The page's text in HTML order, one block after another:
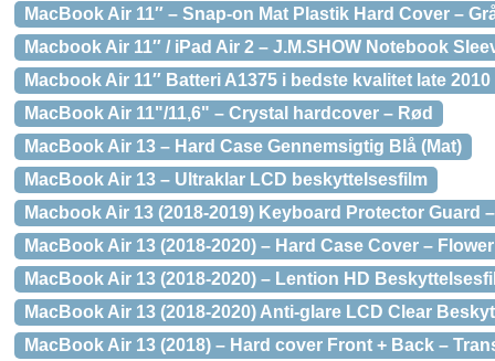
MacBook Air 11″ – Snap-on Mat Plastik Hard Cover –
Macbook Air 11″ / iPad Air 2 – J.M.SHOW Notebook
Macbook Air 11″ Batteri A1375 i bedste kvalitet late 2010
MacBook Air 11"/11,6" – Crystal hardcover – Rød
MacBook Air 13 – Hard Case Gennemsigtig Blå (Mat)
MacBook Air 13 – Ultraklar LCD beskyttelsesfilm
Macbook Air 13 (2018-2019) Keyboard Protector Guard
MacBook Air 13 (2018-2020) – Hard Case Cover –
MacBook Air 13 (2018-2020) – Lention HD
MacBook Air 13 (2018-2020) Anti-glare LCD Clear
MacBook Air 13 (2018) – Hard cover Front + Back –